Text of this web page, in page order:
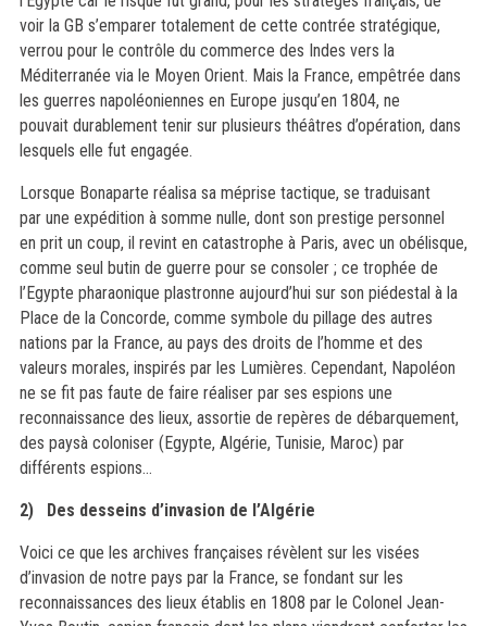
voir la GB s’emparer totalement de cette contrée stratégique,
verrou pour le contrôle du commerce des Indes vers la
Méditerranée via le Moyen Orient. Mais la France, empêtrée dans
les guerres napoléoniennes en Europe jusqu’en 1804, ne
pouvait durablement tenir sur plusieurs théâtres d’opération, dans
lesquels elle fut engagée.
Lorsque Bonaparte réalisa sa méprise tactique, se traduisant
par une expédition à somme nulle, dont son prestige personnel
en prit un coup, il revint en catastrophe à Paris, avec un obélisque,
comme seul butin de guerre pour se consoler; ce trophée de
l’Egypte pharaonique plastronne aujourd’hui sur son piédestal à la
Place de la Concorde, comme symbole du pillage des autres
nations par la France, au pays des droits de l’homme et des
valeurs morales, inspirés par les Lumières. Cependant, Napoléon
ne se fit pas faute de faire réaliser par ses espions une
reconnaissance des lieux, assortie de repères de débarquement,
des paysà coloniser (Egypte, Algérie, Tunisie, Maroc) par
différents espions…
2) Des desseins d’invasion de l’Algérie
Voici ce que les archives françaises révèlent sur les visées
d’invasion de notre pays par la France, se fondant sur les
reconnaissances des lieux établis en 1808 par le Colonel Jean-